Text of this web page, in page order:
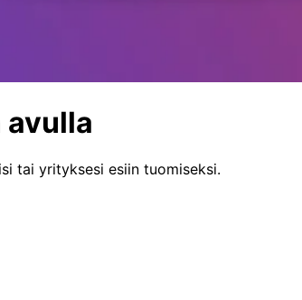
tai yrityksesi esiin tuomiseksi.